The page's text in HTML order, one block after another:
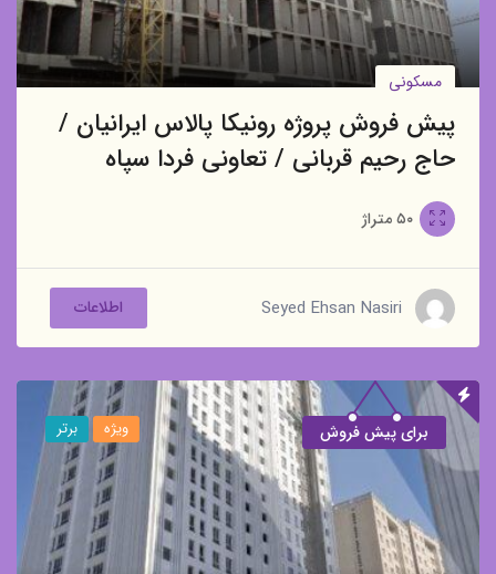
مسکونی
پیش فروش پروژه رونیکا پالاس ایرانیان /
حاج رحیم قربانی / تعاونی فردا سپاه
۵۰ متراژ
Seyed Ehsan Nasiri اطلاعات
برای پیش فروش ویژه برتر